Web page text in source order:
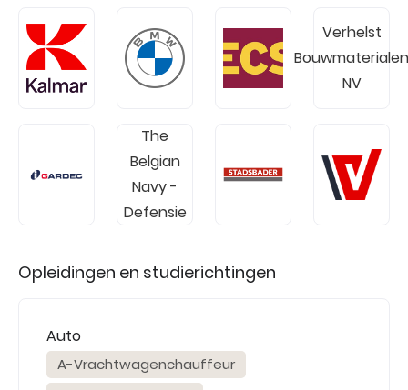
Verhelst
Bouwmaterialen
NV
The
Belgian
Navy -
Defensie
Opleidingen en studierichtingen
Auto
A-Vrachtwagenchauffeur